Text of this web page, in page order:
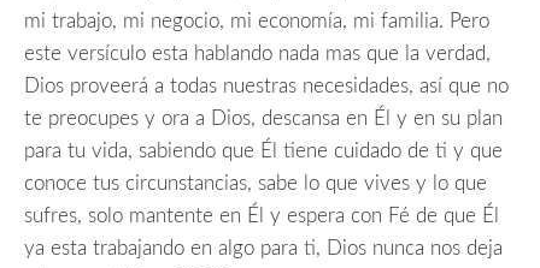
mi trabajo, mi negocio, mi economía, mi familia. Pero
este versículo esta hablando nada mas que la verdad,
Dios proveerá a todas nuestras necesidades, así que no
te preocupes y ora a Dios, descansa en Él y en su plan
para tu vida, sabiendo que Él tiene cuidado de ti y que
conoce tus circunstancias, sabe lo que vives y lo que
sufres, solo mantente en Él y espera con Fé de que Él
ya esta trabajando en algo para ti, Dios nunca nos deja